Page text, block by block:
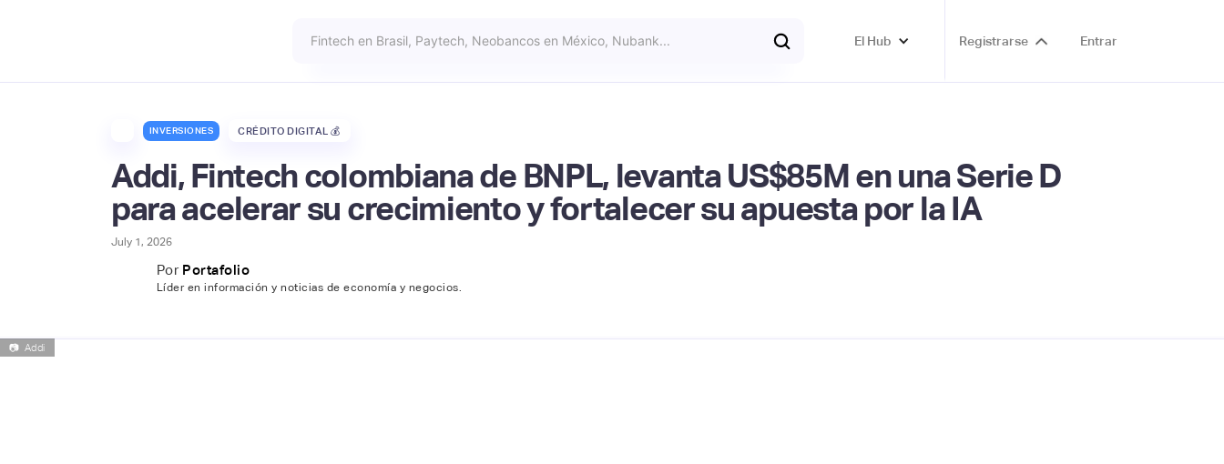
El Hub Registrarse Entrar
INVERSIONES CRÉDITO DIGITAL 💰
Addi, Fintech colombiana de BNPL, levanta US$85M en una Serie D
para acelerar su crecimiento y fortalecer su apuesta por la IA
July 1, 2026
Por Portafolio
Líder en información y noticias de economía y negocios.
📷 Addi